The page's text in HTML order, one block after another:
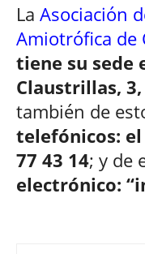
La Asociación
Amiotrófica de
tiene su sede
Claustrillas,
también de
telefónicos: el
77 43 14; y de
electrónico: